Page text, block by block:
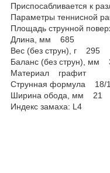
Приспосабливается к
Параметры теннисной
Площадь струнной
Длина, мм 685
Вес (без струн), г 295
Баланс (без струн), мм
Материал графит
Струнная формула 18/
Ширина обода, мм 21
Индекс замаха: L4